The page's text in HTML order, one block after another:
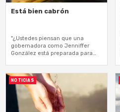
Está bien cabrón
"¿Ustedes piensan que una
gobernadora como Jenniffer
González está preparada para
NOTICIAS